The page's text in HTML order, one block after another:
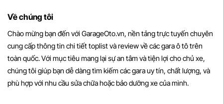
Về chúng tôi
Chào mừng bạn đến với GarageOto.vn, nền tảng trực tuyến chuyên
cung cấp thông tin chi tiết toplist và review về các gara ô tô trên
toàn quốc. Với mục tiêu mang lại sự an tâm và tiện lợi cho chủ xe,
chúng tôi giúp bạn dễ dàng tìm kiếm các gara uy tín, chất lượng, và
phù hợp với nhu cầu sửa chữa hoặc bảo dưỡng xe của mình.